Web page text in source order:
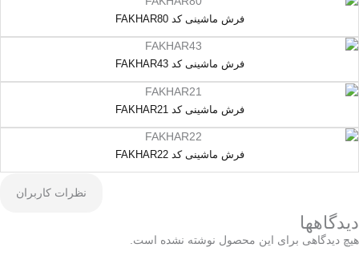
فرش ماشینی کد FAKHAR80
فرش ماشینی کد FAKHAR43
فرش ماشینی کد FAKHAR21
فرش ماشینی کد FAKHAR22
نظرات کاربران
دیدگاهها
هیچ دیدگاهی برای این محصول نوشته نشده است.